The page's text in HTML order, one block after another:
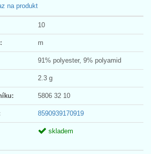
na produkt
10
m
91% polyester, 9% polyamid
2.3 g
5806 32 10
8590939170919
skladem